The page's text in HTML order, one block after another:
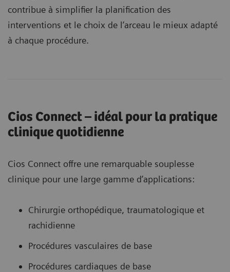
contribue à simplifier la planification des
interventions et le choix de l’arceau le mieux adapté
à chaque procédure.
Cios Connect – idéal pour la pratique
clinique quotidienne
Cios Connect offre une remarquable souplesse
clinique pour une large gamme d’applications:
Chirurgie orthopédique, traumatologique et
rachidienne
Procédures vasculaires de base
Procédures cardiaques de base